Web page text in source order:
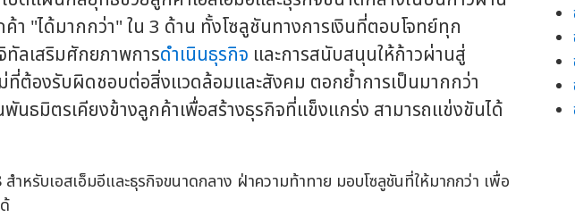
า "ได้มากกว่า" ใน 3 ด้าน ทั้งโซลูชันทางการเงินที่ตอบโจทย์ทุก
ทัลเสริมศักยภาพการดำเนินธุรกิจ และการสนับสนุนให้ก้าวผ่านสู่
ที่ต้องรับผิดชอบต่อสิ่งแวดล้อมและสังคม ตอกย้ำการเป็นมากกว่า
นธมิตรเคียงข้างลูกค้าเพื่อสร้างธุรกิจที่แข็งแกร่ง สามารถแข่งขันได้